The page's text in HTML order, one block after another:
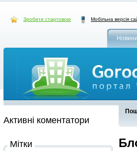
Зробити стартовою Мобільна версія
Новини
Активні коментатори
Мітки